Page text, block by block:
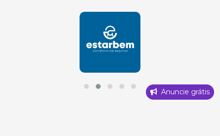
Anuncie grátis